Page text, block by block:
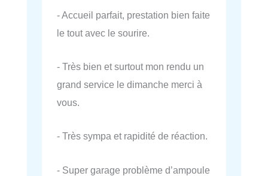
- Accueil parfait, prestation bien faite
le tout avec le sourire.
- Très bien et surtout mon rendu un
grand service le dimanche merci à
vous.
- Très sympa et rapidité de réaction.
- Super garage problème d’ampoule